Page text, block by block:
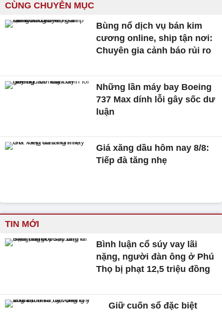
CÙNG CHUYÊN MỤC
Bùng nổ dịch vụ bán kim
cương online, ship tận nơi:
Chuyên gia cảnh báo rủi ro
Những lần máy bay Boeing
737 Max dính lỗi gây sốc dư
luận
Giá xăng dầu hôm nay 8/8:
Tiếp đà tăng nhẹ
TIN MỚI
Bình luận cổ súy vay lãi
nặng, người đàn ông ở Phú
Thọ bị phạt 12,5 triệu đồng
Giữ cuốn sổ đặc biệt